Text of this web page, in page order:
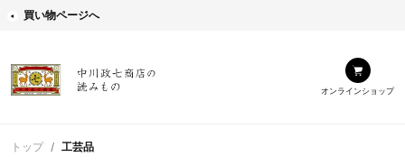
買い物ページへ
オンラインショップ
トップ 工芸品